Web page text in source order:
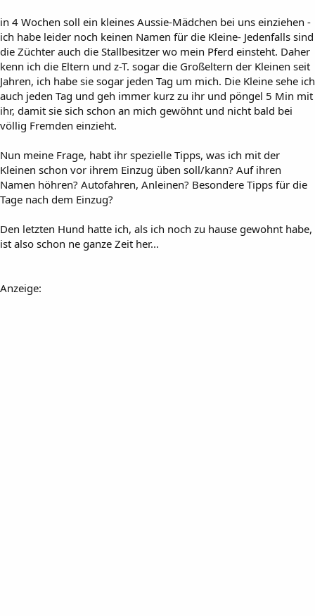
in 4 Wochen soll ein kleines Aussie-Mädchen bei uns einziehen -
ich habe leider noch keinen Namen für die Kleine- Jedenfalls sind
die Züchter auch die Stallbesitzer wo mein Pferd einsteht. Daher
kenn ich die Eltern und z-T. sogar die Großeltern der Kleinen seit
Jahren, ich habe sie sogar jeden Tag um mich. Die Kleine sehe ich
auch jeden Tag und geh immer kurz zu ihr und pöngel 5 Min mit
ihr, damit sie sich schon an mich gewöhnt und nicht bald bei
völlig Fremden einzieht.
Nun meine Frage, habt ihr spezielle Tipps, was ich mit der
Kleinen schon vor ihrem Einzug üben soll/kann? Auf ihren
Namen höhren? Autofahren, Anleinen? Besondere Tipps für die
Tage nach dem Einzug?
Den letzten Hund hatte ich, als ich noch zu hause gewohnt habe,
ist also schon ne ganze Zeit her...
Anzeige: